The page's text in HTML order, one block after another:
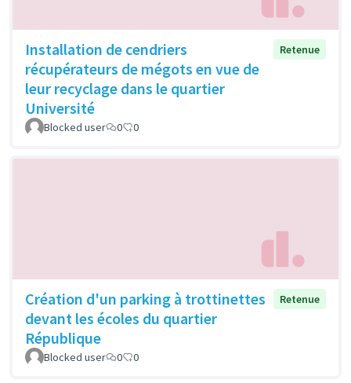
Installation de cendriers
récupérateurs de mégots en vue de
leur recyclage dans le quartier
Université
Retenue
Blocked user 0 0
Création d'un parking à trottinettes
devant les écoles du quartier
République
Retenue
Blocked user 0 0